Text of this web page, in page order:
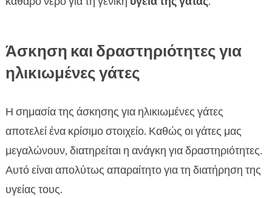
Άσκηση και δραστηριότητες για
ηλικιωμένες γάτες
Η σημασία της άσκησης για ηλικιωμένες γάτες
αποτελεί ένα κρίσιμο στοιχείο. Καθώς οι γάτες μας
μεγαλώνουν, διατηρείται η ανάγκη για δραστηριότητες.
Αυτό είναι απολύτως απαραίτητο για τη διατήρηση της
υγείας τους.